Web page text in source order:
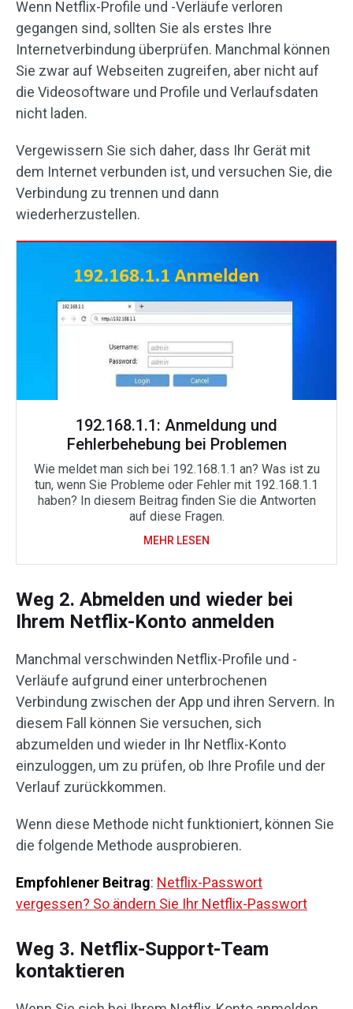
Wenn Netflix-Profile und -Verläufe verloren
gegangen sind, sollten Sie als erstes Ihre
Internetverbindung überprüfen. Manchmal können
Sie zwar auf Webseiten zugreifen, aber nicht auf
die Videosoftware und Profile und Verlaufsdaten
nicht laden.
Vergewissern Sie sich daher, dass Ihr Gerät mit
dem Internet verbunden ist, und versuchen Sie, die
Verbindung zu trennen und dann
wiederherzustellen.
192.168.1.1: Anmeldung und
Fehlerbehebung bei Problemen
Wie meldet man sich bei 192.168.1.1 an? Was ist zu
tun, wenn Sie Probleme oder Fehler mit 192.168.1.1
haben? In diesem Beitrag finden Sie die Antworten
auf diese Fragen.
MEHR LESEN
Weg 2. Abmelden und wieder bei
Ihrem Netflix-Konto anmelden
Manchmal verschwinden Netflix-Profile und -
Verläufe aufgrund einer unterbrochenen
Verbindung zwischen der App und ihren Servern. In
diesem Fall können Sie versuchen, sich
abzumelden und wieder in Ihr Netflix-Konto
einzuloggen, um zu prüfen, ob Ihre Profile und der
Verlauf zurückkommen.
Wenn diese Methode nicht funktioniert, können Sie
die folgende Methode ausprobieren.
Empfohlener Beitrag: Netflix-Passwort
vergessen? So ändern Sie Ihr Netflix-Passwort
Weg 3. Netflix-Support-Team
kontaktieren